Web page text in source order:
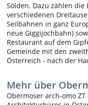
Sölden. Dazu zählen
verschiedenen
Seilbahnen in ganz
neue Giggijochbahn)
Restaurant auf dem
Gemeinde mit den
Österreich - nach der
Mehr über
Obermoser arch-omo